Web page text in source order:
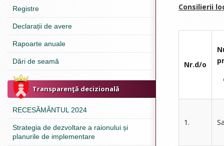
Registre
Declarații de avere
Rapoarte anuale
Dări de seamă
Transparenţă decizională
RECESĂMÂNTUL 2024
Strategia de dezvoltare a raionului și
planurile de implementare
Consilierii
Nr.d/o
1.